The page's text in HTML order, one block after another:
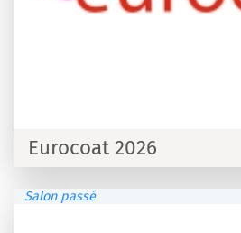
Eurocoat 2026
Salon passé